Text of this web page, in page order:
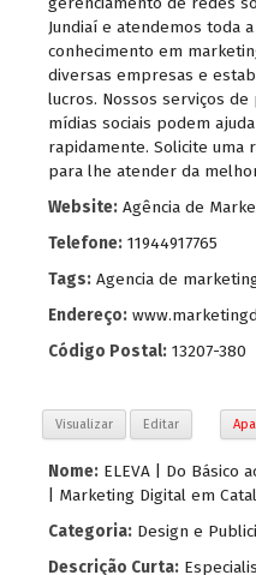
Jundiaí e atendemos toda
conhecimento em
diversas empresas e
lucros. Nossos serviços
mídias sociais podem
rapidamente. Solicite uma
para lhe atender da
Website: Agência de
Telefone: 11944917765
Tags: Agencia de
Endereço:
Código Postal: 13207-380
Visualizar Editar
Nome: ELEVA | Do Básico
| Marketing Digital em
Categoria: Design e
Descrição Curta: